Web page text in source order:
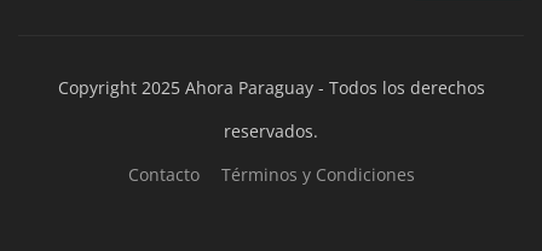
Copyright 2025 Ahora Paraguay - Todos los derechos
reservados.
Contacto
Términos y Condiciones